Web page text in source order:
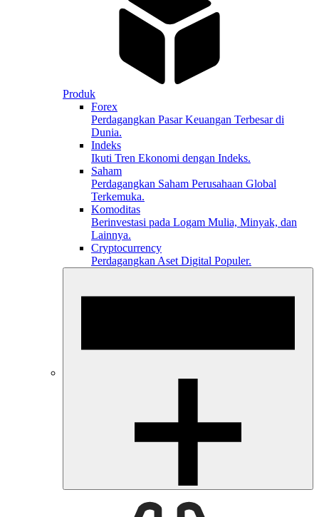
Produk
Forex
Perdagangkan Pasar Keuangan Terbesar di
Dunia.
Indeks
Ikuti Tren Ekonomi dengan Indeks.
Saham
Perdagangkan Saham Perusahaan Global
Terkemuka.
Komoditas
Berinvestasi pada Logam Mulia, Minyak, dan
Lainnya.
Cryptocurrency
Perdagangkan Aset Digital Populer.